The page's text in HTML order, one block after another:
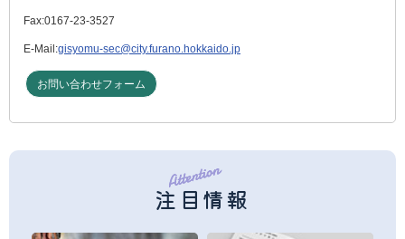
Fax:0167-23-3527
E-Mail:gisyomu-sec@city.furano.hokkaido.jp
お問い合わせフォーム
注目情報